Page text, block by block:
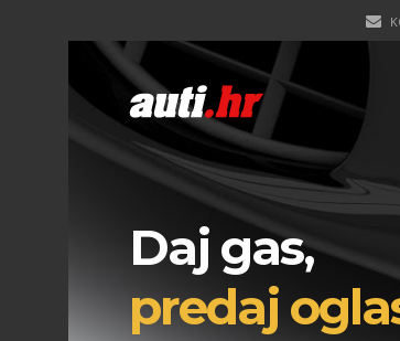
Daj gas,
predaj